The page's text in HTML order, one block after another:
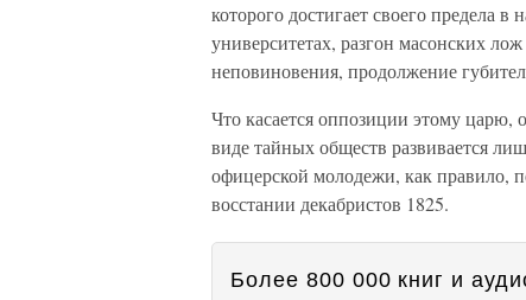
которого достигает своего предела
университетах, разгон масонских
неповиновения, продолжение
Что касается оппозиции этому
виде тайных обществ развивается
офицерской молодежи, как правило,
восстании декабристов 1825.
Более 800 000 книг и